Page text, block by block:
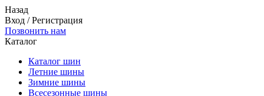
Назад
Вход /Регистрация
Позвонить нам
Каталог
Каталог шин
Летние шины
Зимние шины
Всесезонные шины